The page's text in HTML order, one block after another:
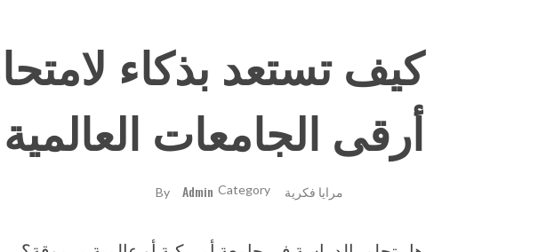
أرقى الجامعات العالمية
By Admin مرايا فكرية